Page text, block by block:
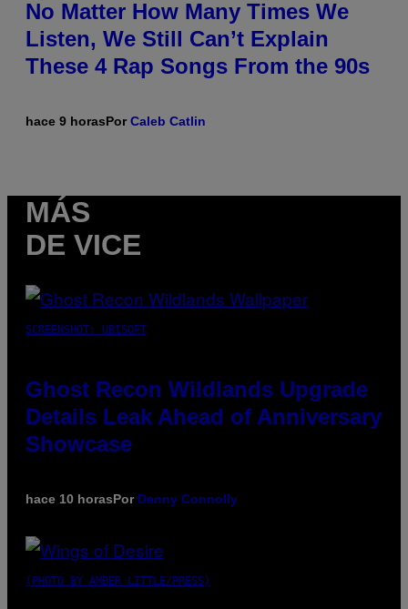
No Matter How Many Times We
Listen, We Still Can’t Explain
These 4 Rap Songs From the 90s
hace 9 horasPorCaleb Catlin
MÁS
DE VICE
SCREENSHOT: UBISOFT
Ghost Recon Wildlands Upgrade
Details Leak Ahead of Anniversary
Showcase
hace 10 horasPor Denny Connolly
(PHOTO BY AMBER LITTLE/PRESS)